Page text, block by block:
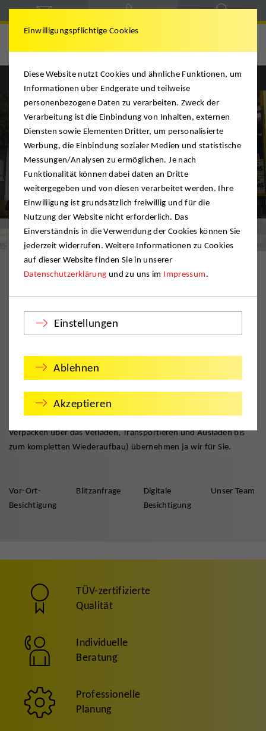
Klassik-Umzug
Verändern Sie sich mit Lust und Laune – und dem DMS „Klassik“.
Denn unser familienfreundlicher Umzugsservice macht Ihnen
leicht. Mit deutlich mehr Leistung. Und deutlich mehr
persönlichem Service für Sie. Rufen Sie uns einfach an! Wir
besichtigen Ihr Vorhaben. Und erstellen ein exakt auf Sie und Ihre
Wünsche zugeschnittenes Angebot. Danach können Sie sich
entspannt zurücklehnen. Denn den gesamten Umzug (vom
Verpacken über das Verladen, Transportieren und Ausladen bis
zum kompletten Wiederaufbau) übernehmen ja wir für Sie.
Vor-Ort-
Besichtigung
Blitzanfrage
Digitale
Besichtigung
Unser Team
TÜV-zertifizierte
Qualität
Individuelle
Beratung
Professionelle
Planung
Einwilligungspflichtige Cookies
Diese Website nutzt Cookies und ähnliche Funktionen, um
Informationen über Endgeräte und teilweise
personenbezogene Daten zu verarbeiten. Zweck der
Verarbeitung ist die Einbindung von Inhalten, externen
Diensten sowie Elementen Dritter, um personalisierte
Werbung, die Einbindung sozialer Medien und statistische
Messungen/Analysen zu ermöglichen. Je nach
Funktionalität können dabei daten an Dritte
weitergegeben und von diesen verarbeitet werden. Ihre
Einwiliigung ist grundsätzlich freiwillig und für die
Nutzung der Website nicht erforderlich. Das
Einverständnis in die Verwendung der Cookies können Sie
jederzeit widerrufen. Weitere Informationen zu Cookies
auf dieser Website finden Sie in unserer
Datenschutzerklärung und zu uns im Impressum.
Einstellungen
Ablehnen
Akzeptieren